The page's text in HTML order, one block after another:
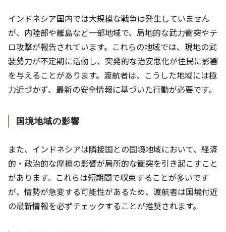
インドネシア国内では大規模な戦争は発生していません
が、内陸部や離島など一部地域で、局地的な武力衝突やテ
ロ攻撃が報告されています。これらの地域では、現地の武
装勢力が不定期に活動し、突発的な治安悪化が住民に影響
を与えることがあります。渡航者は、こうした地域には極
力近づかず、最新の安全情報に基づいた行動が必要です。
国境地域の影響
また、インドネシアは隣接国との国境地域において、経済
的・政治的な摩擦の影響が局所的な衝突を引き起こすこと
があります。これらは短期間で収束することが多いです
が、情勢が急変する可能性があるため、渡航者は国境付近
の最新情報を必ずチェックすることが推奨されます。